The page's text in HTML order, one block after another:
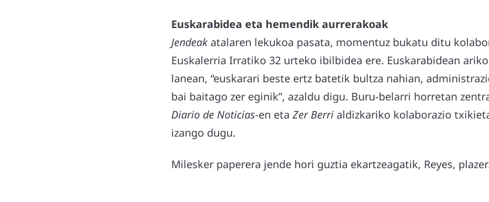
Euskarabidea eta hemendik aurrerakoak
Jendeak atalaren lekukoa pasata, momentuz bukatu ditu
Euskalerria Irratiko 32 urteko ibilbidea ere. Euskarabidean
lanean, “euskarari beste ertz batetik bultza nahian,
bai baitago zer eginik”, azaldu digu. Buru-belarri horretan
Diario de Noticias-en eta Zer Berri aldizkariko kolaborazio
izango dugu.
Milesker paperera jende hori guztia ekartzeagatik, Reyes,